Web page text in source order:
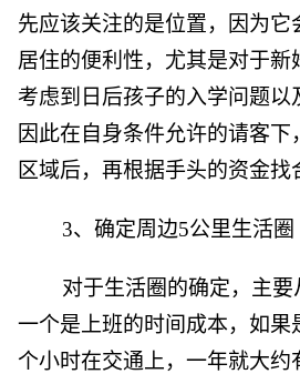
先应该关注的是位置，因为它
居住的便利性，尤其是对于新
考虑到日后孩子的入学问题以
因此在自身条件允许的请客下
区域后，再根据手头的资金找
3、确定周边5公里生活圈
对于生活圈的确定，主要
一个是上班的时间成本，如果
个小时在交通上，一年就大约